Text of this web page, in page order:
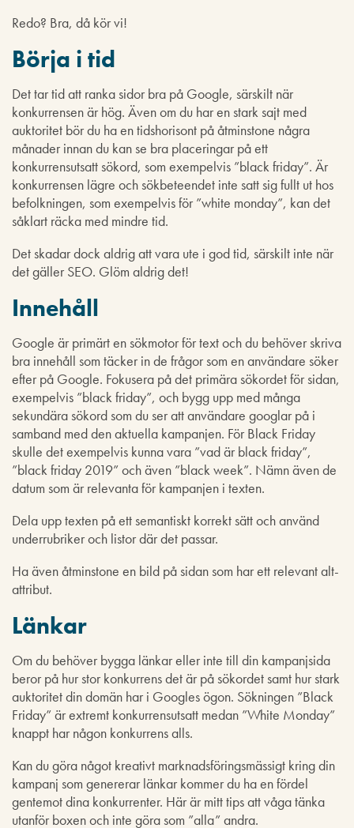
Redo? Bra, då kör vi!
Börja i tid
Det tar tid att ranka sidor bra på Google, särskilt när
konkurrensen är hög. Även om du har en stark sajt med
auktoritet bör du ha en tidshorisont på åtminstone några
månader innan du kan se bra placeringar på ett
konkurrensutsatt sökord, som exempelvis ”black friday”. Är
konkurrensen lägre och sökbeteendet inte satt sig fullt ut hos
befolkningen, som exempelvis för ”white monday”, kan det
såklart räcka med mindre tid.
Det skadar dock aldrig att vara ute i god tid, särskilt inte när
det gäller SEO. Glöm aldrig det!
Innehåll
Google är primärt en sökmotor för text och du behöver skriva
bra innehåll som täcker in de frågor som en användare söker
efter på Google. Fokusera på det primära sökordet för sidan,
exempelvis ”black friday”, och bygg upp med många
sekundära sökord som du ser att användare googlar på i
samband med den aktuella kampanjen. För Black Friday
skulle det exempelvis kunna vara ”vad är black friday”,
”black friday 2019” och även ”black week”. Nämn även de
datum som är relevanta för kampanjen i texten.
Dela upp texten på ett semantiskt korrekt sätt och använd
underrubriker och listor där det passar.
Ha även åtminstone en bild på sidan som har ett relevant alt-
attribut.
Länkar
Om du behöver bygga länkar eller inte till din kampanjsida
beror på hur stor konkurrens det är på sökordet samt hur stark
auktoritet din domän har i Googles ögon. Sökningen ”Black
Friday” är extremt konkurrensutsatt medan ”White Monday”
knappt har någon konkurrens alls.
Kan du göra något kreativt marknadsföringsmässigt kring din
kampanj som genererar länkar kommer du ha en fördel
gentemot dina konkurrenter. Här är mitt tips att våga tänka
utanför boxen och inte göra som ”alla” andra.